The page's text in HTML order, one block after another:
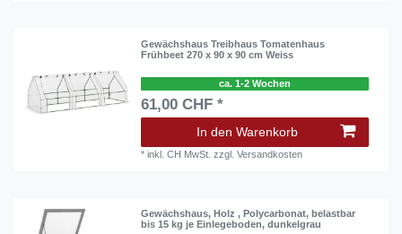
Gewächshaus Treibhaus Tomatenhaus
Frühbeet 270 x 90 x 90 cm Weiss
ca. 1-2 Wochen
61,00 CHF *
In den Warenkorb
*inkl. CH MwSt. zzgl.Versandkosten
Gewächshaus, Holz , Polycarbonat, belastbar
bis 15 kg je Einlegeboden, dunkelgrau